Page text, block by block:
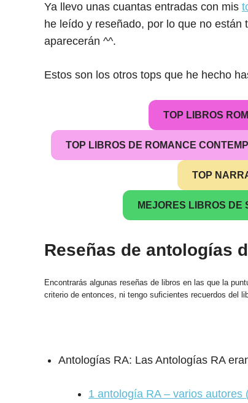
Ya llevo unas cuantas entradas con mis
he leído y reseñado, por lo que no
aparecerán ^^.
Estos son los otros tops que he hecho
TOP LIBROS
TOP LIBROS DE ROMANCE
TOP
MEJORES LIBROS
Reseñas de antologías
Encontrarás algunas reseñas de libros en las que la
criterio de entonces, ni tengo suficientes recuerdos del
Antologías RA: Las Antologías RA
1 antología RA – varios autores